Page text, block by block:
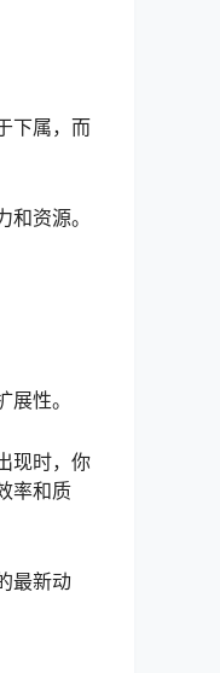
下属，而
资源。
性。
现时，你
率和质
最新动